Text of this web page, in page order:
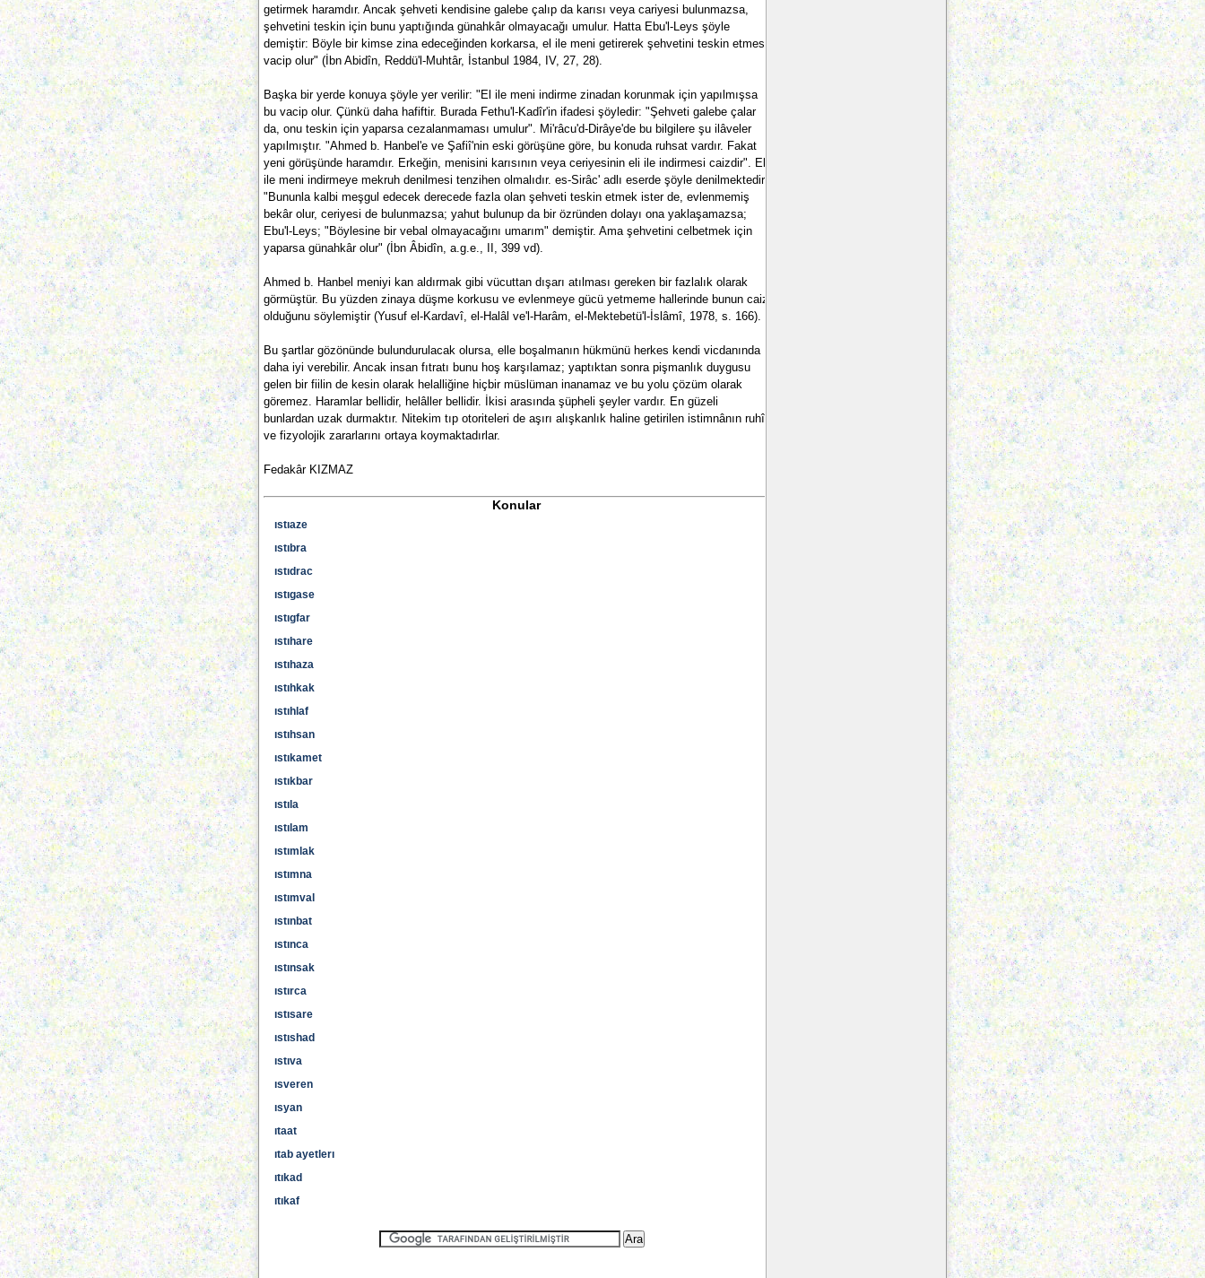
getirmek haramdır. Ancak şehveti kendisine galebe çalıp da karısı veya cariyesi bulunmazsa,
şehvetini teskin için bunu yaptığında günahkâr olmayacağı umulur. Hatta Ebu'l-Leys şöyle
demiştir: Böyle bir kimse zina edeceğinden korkarsa, el ile meni getirerek şehvetini teskin etmesi
vacip olur" (İbn Abidîn, Reddü'l-Muhtâr, İstanbul 1984, IV, 27, 28).
Başka bir yerde konuya şöyle yer verilir: "El ile meni indirme zinadan korunmak için yapılmışsa
bu vacip olur. Çünkü daha hafiftir. Burada Fethu'l-Kadîr'in ifadesi şöyledir: "Şehveti galebe çalar
da, onu teskin için yaparsa cezalanmaması umulur". Mi'râcu'd-Dirâye'de bu bilgilere şu ilâveler
yapılmıştır. "Ahmed b. Hanbel'e ve Şafiî'nin eski görüşüne göre, bu konuda ruhsat vardır. Fakat
yeni görüşünde haramdır. Erkeğin, menisini karısının veya ceriyesinin eli ile indirmesi caizdir". El
ile meni indirmeye mekruh denilmesi tenzihen olmalıdır. es-Sirâc' adlı eserde şöyle denilmektedir:
"Bununla kalbi meşgul edecek derecede fazla olan şehveti teskin etmek ister de, evlenmemiş
bekâr olur, ceriyesi de bulunmazsa; yahut bulunup da bir özründen dolayı ona yaklaşamazsa;
Ebu'l-Leys; "Böylesine bir vebal olmayacağını umarım" demiştir. Ama şehvetini celbetmek için
yaparsa günahkâr olur" (İbn Âbidîn, a.g.e., II, 399 vd).
Ahmed b. Hanbel meniyi kan aldırmak gibi vücuttan dışarı atılması gereken bir fazlalık olarak
görmüştür. Bu yüzden zinaya düşme korkusu ve evlenmeye gücü yetmeme hallerinde bunun caiz
olduğunu söylemiştir (Yusuf el-Kardavî, el-Halâl ve'l-Harâm, el-Mektebetü'l-İslâmî, 1978, s. 166).
Bu şartlar gözönünde bulundurulacak olursa, elle boşalmanın hükmünü herkes kendi vicdanında
daha iyi verebilir. Ancak insan fıtratı bunu hoş karşılamaz; yaptıktan sonra pişmanlık duygusu
gelen bir fiilin de kesin olarak helalliğine hiçbir müslüman inanamaz ve bu yolu çözüm olarak
göremez. Haramlar bellidir, helâller bellidir. İkisi arasında şüpheli şeyler vardır. En güzeli
bunlardan uzak durmaktır. Nitekim tıp otoriteleri de aşırı alışkanlık haline getirilen istimnânın ruhî
ve fizyolojik zararlarını ortaya koymaktadırlar.
Fedakâr KIZMAZ
Konular
ıstıaze
ıstıbra
ıstıdrac
ıstıgase
ıstıgfar
ıstıhare
ıstıhaza
ıstıhkak
ıstıhlaf
ıstıhsan
ıstıkamet
ıstıkbar
ıstıla
ıstılam
ıstımlak
ıstımna
ıstımval
ıstınbat
ıstınca
ıstınsak
ıstırca
ıstısare
ıstıshad
ıstıva
ısveren
ısyan
ıtaat
ıtab ayetlerı
ıtıkad
ıtıkaf